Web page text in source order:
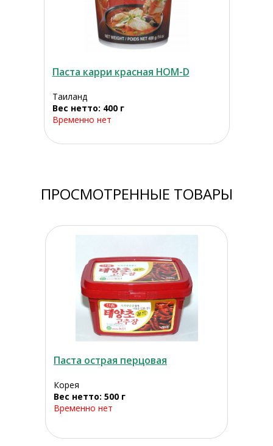
Паста карри красная HOM-D
Таиланд
Вес нетто: 400 г
Временно нет
ПРОСМОТРЕННЫЕ ТОВАРЫ
Паста острая перцовая
Корея
Вес нетто: 500 г
Временно нет